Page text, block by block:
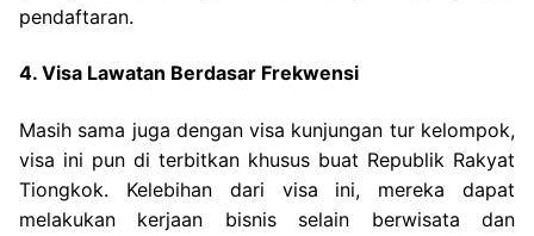
pendaftaran.
4. Visa Lawatan Berdasar Frekwensi
Masih sama juga dengan visa kunjungan tur kelompok,
visa ini pun di terbitkan khusus buat Republik Rakyat
Tiongkok. Kelebihan dari visa ini, mereka dapat
melakukan kerjaan bisnis selain berwisata dan